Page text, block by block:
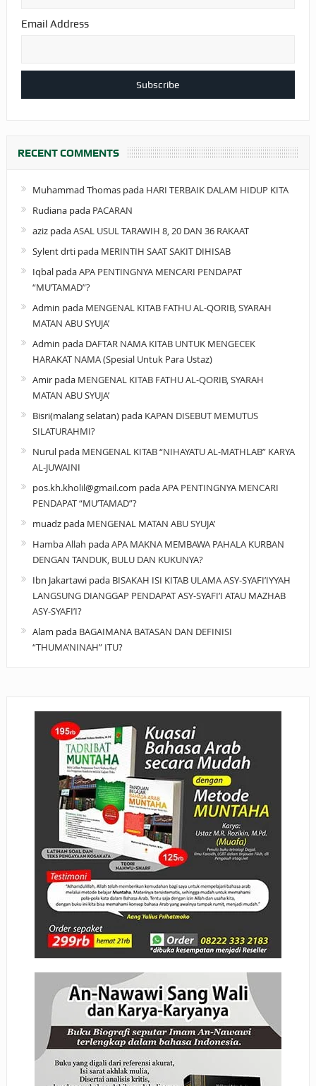
Email Address
RECENT COMMENTS
Muhammad Thomaspada HARI TERBAIK DALAM HIDUP KITA
Rudianapada PACARAN
azizpadaASAL USUL TARAWIH 8, 20 DAN 36 RAKAAT
Sylent drtipada MERINTIH SAAT SAKIT DIHISAB
IqbalpadaAPA PENTINGNYA MENCARI PENDAPAT
“MU’TAMAD”?
Admin pada MENGENAL KITAB FATHU AL-QORIB, SYARAH
MATAN ABU SYUJA’
Admin pada DAFTAR NAMA KITAB UNTUK MENGECEK
HARAKAT NAMA (Spesial Untuk Para Ustaz)
Amirpada MENGENAL KITAB FATHU AL-QORIB, SYARAH
MATAN ABU SYUJA’
Bisri(malang selatan)pada KAPAN DISEBUT MEMUTUS
SILATURAHMI?
Nurulpada MENGENAL KITAB “NIHAYATU AL-MATHLAB” KARYA
AL-JUWAINI
pos.kh.kholil@gmail.com padaAPA PENTINGNYA MENCARI
PENDAPAT “MU’TAMAD”?
muadzpada MENGENAL MATAN ABU SYUJA’
Hamba Allah padaAPA MAKNA MEMBAWA PAHALA KURBAN
DENGAN TANDUK, BULU DAN KUKUNYA?
Ibn Jakartawipada BISAKAH ISI KITAB ULAMA ASY-SYAFI’IYYAH
LANGSUNG DIANGGAP PENDAPAT ASY-SYAFI’I ATAU MAZHAB
ASY-SYAFI’I?
Alam pada BAGAIMANA BATASAN DAN DEFINISI
“THUMA’NINAH” ITU?